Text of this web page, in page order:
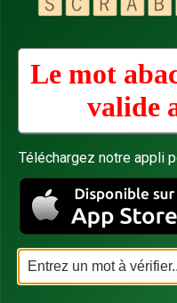
Le mot
valide
Téléchargez notre appli